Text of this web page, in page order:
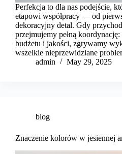
Perfekcja to dla nas podejście,
etapowi współpracy — od
dekoracyjny detal. Gdy
przejmujemy pełną
budżetu i jakości, zgrywamy
wszelkie nieprzewidziane
admin
May 29, 2025
blog
Znaczenie kolorów w jesiennej